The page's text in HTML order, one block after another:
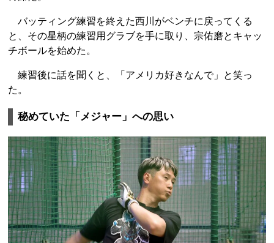
バッティング練習を終えた西川がベンチに戻ってくる
と、その星柄の練習用グラブを手に取り、宗佑磨とキャッ
チボールを始めた。
練習後に話を聞くと、「アメリカ好きなんで」と笑っ
た。
秘めていた「メジャー」への思い